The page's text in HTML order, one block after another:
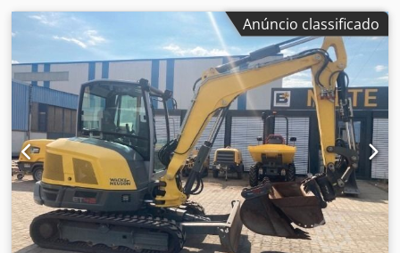
Anúncio classificado